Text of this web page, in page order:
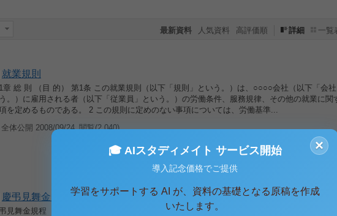
最新資料 人気資料 高評価順 詳細 一覧
就業規則
章 総 則 （目 的） 第1条 この就業規則（以下「規則」という。）は、○○○○会社（以下「会社
。）に雇用される者（以下「従業員」という。）の労働条件、服務規律、その他の就業に関
を定めるものである。 2 この規則に定めのない事項については、労働基準...
全体公開 2008/09/24 閲覧(2,040)
慶弔見舞金規程
見舞金規程 （目的） 第１条 本規程は、○○○○会社就業規則第２３条に基づき、従業員（臨
×
🎓 AIスタディメイト サービス開始
導入記念価格でご提供
学習をサポートする AI が、資料の基礎となる原稿を作成
いたします。